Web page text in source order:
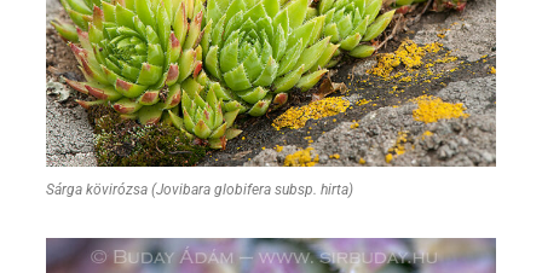
Sárga kövirózsa (Jovibara globifera subsp. hirta)